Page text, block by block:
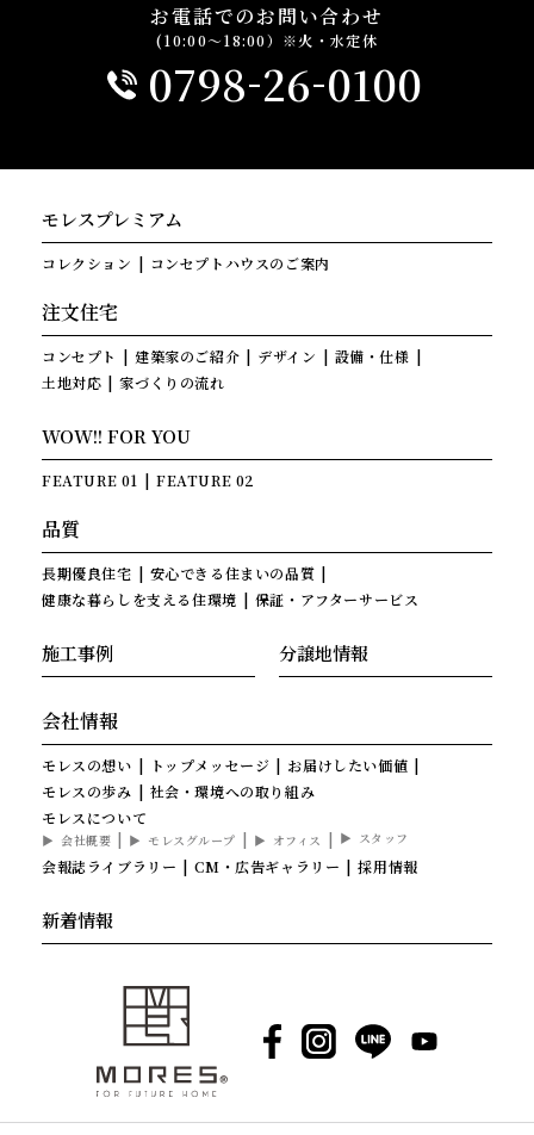
お電話でのお問い合わせ
(10:00～18:00）※火・水定休
0798-26-0100
モレスプレミアム
コレクション コンセプトハウスのご案内
注文住宅
コンセプト 建築家のご紹介 デザイン
設備・仕様
土地対応
家づくりの流れ
WOW!! FOR YOU
FEATURE 01 FEATURE 02
品質
長期優良住宅
安心できる住まいの品質
健康な暮らしを支える住環境
保証・アフターサービス
施工事例 分譲地情報
会社情報
モレスの想い トップメッセージ
お届けしたい価値
モレスの歩み
社会・環境への取り組み
モレスについて
会社概要 モレスグループ オフィス スタッフ
会報誌ライブラリー CM・広告ギャラリー 採用情報
新着情報
Facebook
Instagram
LINE YouTube